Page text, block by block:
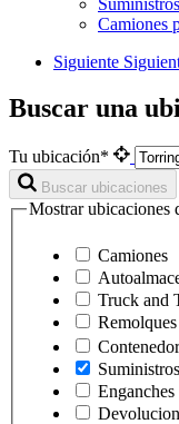
Camiones
Siguiente
Buscar una
Tu ubicación*
Buscar ubicaciones
Mostrar ubicaciones
Camiones
Truck and
Remolques
Enganches